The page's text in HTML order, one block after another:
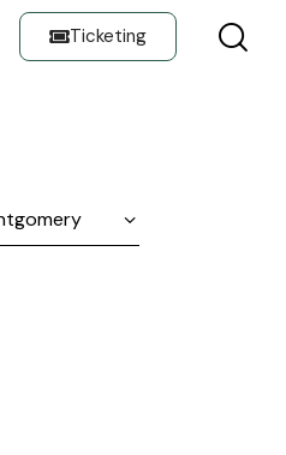
Ticketing